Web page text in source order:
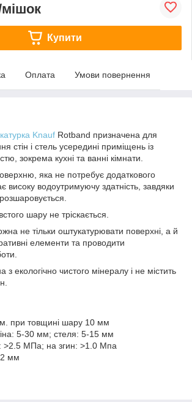
Купити
Оплата Умови повернення
Knauf Rotband призначена для
стін і стель усередині приміщень із
зокрема кухні та ванні кімнати.
яка не потребує додаткового
водоутримуючу здатність, завдяки
шару не тріскається.
не тільки оштукатурювати поверхні, а й
елементи та проводити
з екологічно чистого мінералу і не містить
при товщині шару 10 мм
5-30 мм; стеля: 5-15 мм
>2.5 МПа; на згин: >1.0 Мпа
мм